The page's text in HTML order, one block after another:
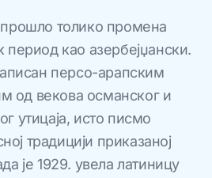
прошло толико промена
период као азербејџански.
персо-арапским
од векова османског и
утицаја, исто писмо
традицији приказаној
је 1929. увела латиницу